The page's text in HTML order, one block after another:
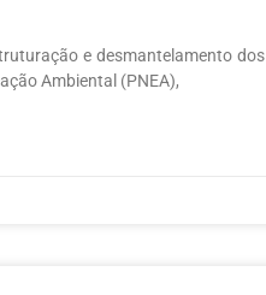
e desmantelamento dos
Ambiental (PNEA),